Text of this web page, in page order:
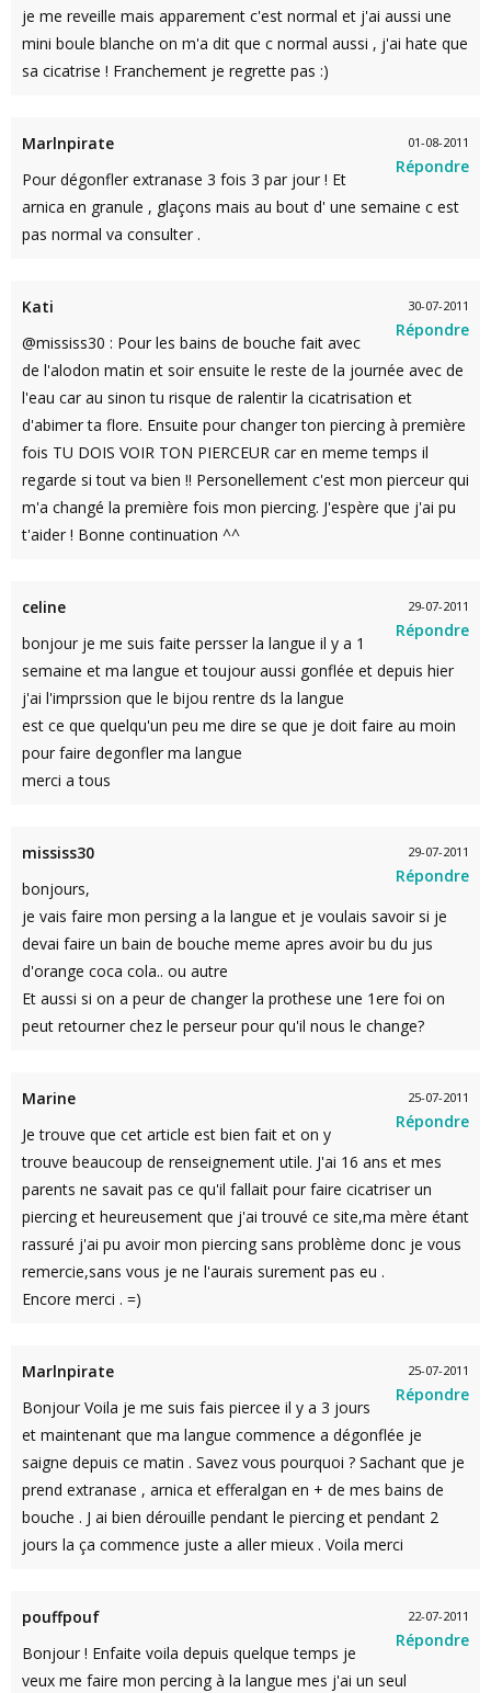
je me reveille mais apparement c'est normal et j'ai aussi une
mini boule blanche on m'a dit que c normal aussi , j'ai hate que
sa cicatrise ! Franchement je regrette pas :)
01-08-2011
Répondre
Marlnpirate
Pour dégonfler extranase 3 fois 3 par jour ! Et
arnica en granule , glaçons mais au bout d' une semaine c est
pas normal va consulter .
30-07-2011
Répondre
Kati
@mississ30 : Pour les bains de bouche fait avec
de l'alodon matin et soir ensuite le reste de la journée avec de
l'eau car au sinon tu risque de ralentir la cicatrisation et
d'abimer ta flore. Ensuite pour changer ton piercing à première
fois TU DOIS VOIR TON PIERCEUR car en meme temps il
regarde si tout va bien !! Personellement c'est mon pierceur qui
m'a changé la première fois mon piercing. J'espère que j'ai pu
t'aider ! Bonne continuation ^^
29-07-2011
Répondre
celine
bonjour je me suis faite persser la langue il y a 1
semaine et ma langue et toujour aussi gonflée et depuis hier
j'ai l'imprssion que le bijou rentre ds la langue
est ce que quelqu'un peu me dire se que je doit faire au moin
pour faire degonfler ma langue
merci a tous
29-07-2011
Répondre
mississ30
bonjours,
je vais faire mon persing a la langue et je voulais savoir si je
devai faire un bain de bouche meme apres avoir bu du jus
d'orange coca cola.. ou autre
Et aussi si on a peur de changer la prothese une 1ere foi on
peut retourner chez le perseur pour qu'il nous le change?
25-07-2011
Répondre
Marine
Je trouve que cet article est bien fait et on y
trouve beaucoup de renseignement utile. J'ai 16 ans et mes
parents ne savait pas ce qu'il fallait pour faire cicatriser un
piercing et heureusement que j'ai trouvé ce site,ma mère étant
rassuré j'ai pu avoir mon piercing sans problème donc je vous
remercie,sans vous je ne l'aurais surement pas eu .
Encore merci . =)
25-07-2011
Répondre
Marlnpirate
Bonjour Voila je me suis fais piercee il y a 3 jours
et maintenant que ma langue commence a dégonflée je
saigne depuis ce matin . Savez vous pourquoi ? Sachant que je
prend extranase , arnica et efferalgan en + de mes bains de
bouche . J ai bien dérouille pendant le piercing et pendant 2
jours la ça commence juste a aller mieux . Voila merci
22-07-2011
Répondre
pouffpouf
Bonjour ! Enfaite voila depuis quelque temps je
veux me faire mon percing à la langue mes j'ai un seul